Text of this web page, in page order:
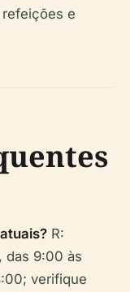
e
R:
das 9:00 às
verifique